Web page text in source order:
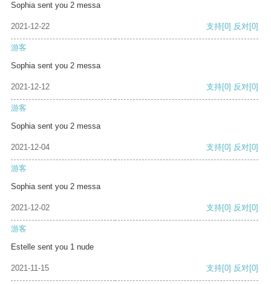
Sophia sent you 2 messa
2021-12-22 支持[0] 反对[0]
游客
Sophia sent you 2 messa
2021-12-12 支持[0] 反对[0]
游客
Sophia sent you 2 messa
2021-12-04 支持[0] 反对[0]
游客
Sophia sent you 2 messa
2021-12-02 支持[0] 反对[0]
游客
Estelle sent you 1 nude
2021-11-15 支持[0] 反对[0]